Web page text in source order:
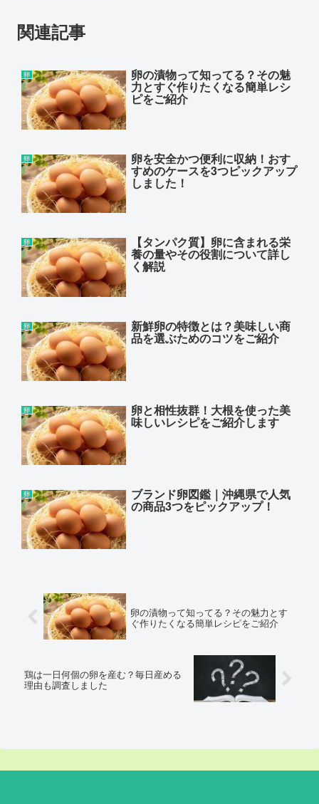
関連記事
卵 卵の漬物って知ってる？その魅
力とすぐ作りたくなる簡単レシ
ピをご紹介
卵 卵を安全かつ便利に収納！おす
すめのケースを3つピックアップ
しました！
卵 【タンパク質】卵に含まれる栄
養の量やその役割について詳し
く解説
卵 新鮮卵の特徴とは？美味しい商
品を選ぶためのコツをご紹介
卵 卵と相性抜群！大根を使った美
味しいレシピをご紹介します
卵 ブランド卵図鑑｜沖縄県で人気
の商品3つをピックアップ！
卵の漬物って知ってる？その魅力とす
ぐ作りたくなる簡単レシピをご紹介
鶏は一日何個の卵を産む？毎日産める
理由も調査しました